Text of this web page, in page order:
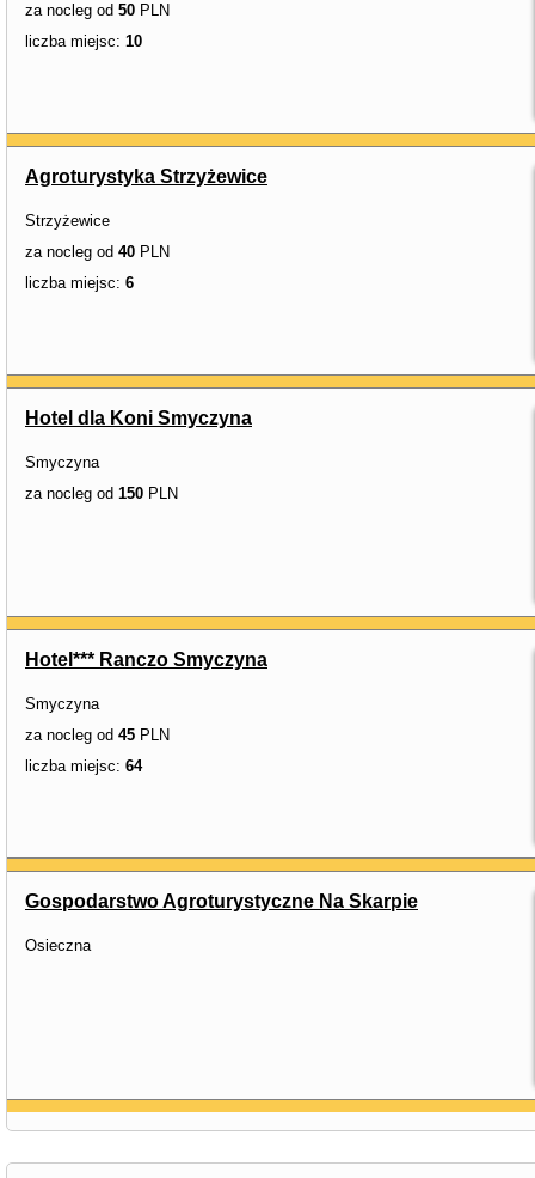
za nocleg od 50 PLN
liczba miejsc: 10
Agroturystyka Strzyżewice
Strzyżewice
za nocleg od 40 PLN
liczba miejsc: 6
Hotel dla Koni Smyczyna
Smyczyna
za nocleg od 150 PLN
Hotel*** Ranczo Smyczyna
Smyczyna
za nocleg od 45 PLN
liczba miejsc: 64
Gospodarstwo Agroturystyczne Na Skarpie
Osieczna